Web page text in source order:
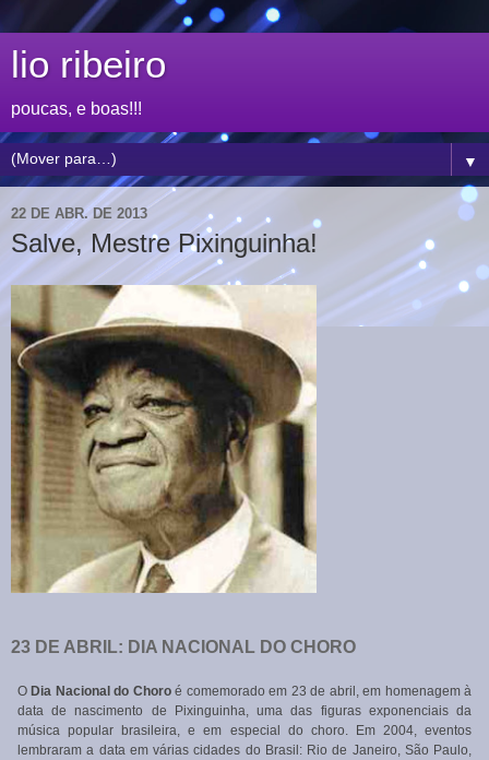
lio ribeiro
poucas, e boas!!!
▼
22 DE ABR. DE 2013
Salve, Mestre Pixinguinha!
23 DE ABRIL: DIA NACIONAL DO CHORO
ODia Nacional do Choroé comemorado em 23 de abril, em homenagem à
data de nascimento de Pixinguinha, uma das figuras exponenciais da
música popular brasileira, e em especial do choro. Em 2004, eventos
lembraram a data em várias cidades do Brasil: Rio de Janeiro, São Paulo,